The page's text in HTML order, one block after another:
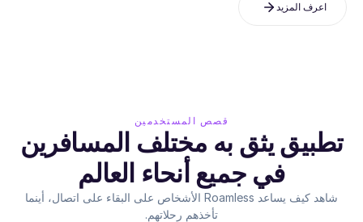
اعرف المزيد
قصص المستخدمين
تطبيق يثق به مختلف المسافرين
في جميع أنحاء العالم
شاهد كيف يساعد Roamless الأشخاص على البقاء على اتصال، أينما
تأخذهم رحلاتهم.